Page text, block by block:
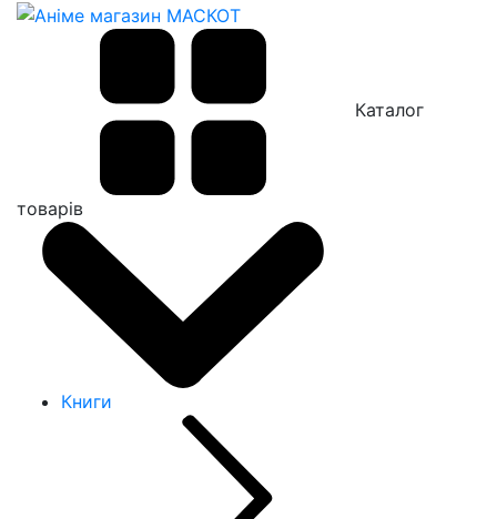
Каталог
товарів
Книги